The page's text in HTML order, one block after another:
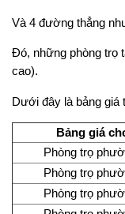
Và 4 đường thẳng
Đó, những phòng trọ
cao).
Dưới đây là bảng giá
Bảng giá
Phòng trọ
Phòng trọ
Phòng trọ